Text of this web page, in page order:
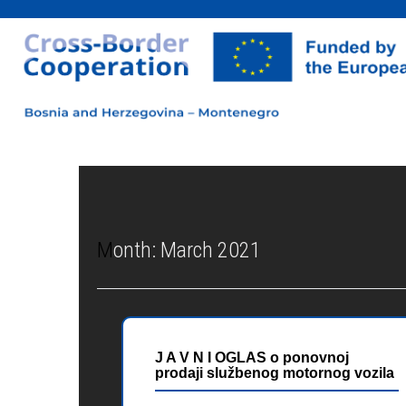
Month: March 2021
J A V N I OGLAS o ponovnoj
prodaji službenog motornog vozila